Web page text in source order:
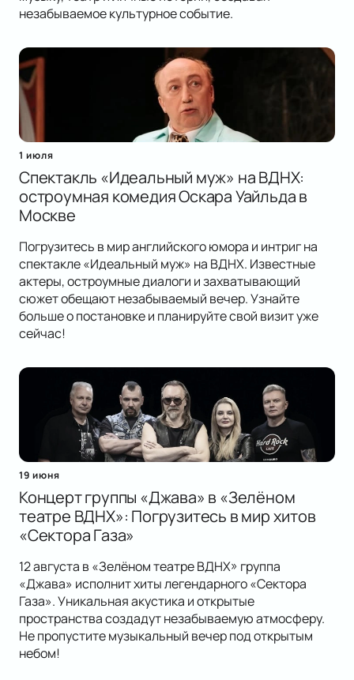
незабываемое культурное событие.
1 июля
Спектакль «Идеальный муж» на ВДНХ:
остроумная комедия Оскара Уайльда в
Москве
Погрузитесь в мир английского юмора и интриг на
спектакле «Идеальный муж» на ВДНХ. Известные
актеры, остроумные диалоги и захватывающий
сюжет обещают незабываемый вечер. Узнайте
больше о постановке и планируйте свой визит уже
сейчас!
19 июня
Концерт группы «Джава» в «Зелёном
театре ВДНХ»: Погрузитесь в мир хитов
«Сектора Газа»
12 августа в «Зелёном театре ВДНХ» группа
«Джава» исполнит хиты легендарного «Сектора
Газа». Уникальная акустика и открытые
пространства создадут незабываемую атмосферу.
Не пропустите музыкальный вечер под открытым
небом!